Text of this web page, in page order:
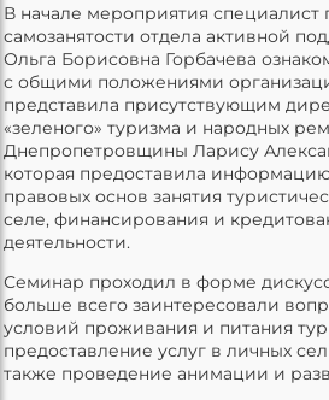
В начале мероприятия
самозанятости отдела активной
Ольга Борисовна Горбачева
с общими положениями
представила присутствующим
«зеленого» туризма и народных
Днепропетровщины Ларису
которая предоставила
правовых основ занятия
селе, финансирования и
деятельности.
Семинар проходил в форме
больше всего заинтересовали
условий проживания и питания
предоставление услуг в личных
также проведение анимации и